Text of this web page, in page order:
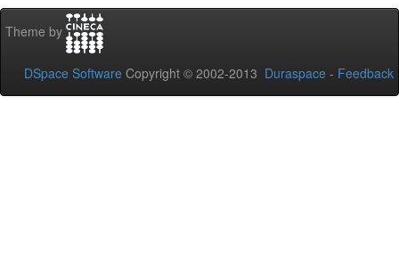
Theme by
DSpace Software Copyright © 2002-2013 Duraspace - Feedback